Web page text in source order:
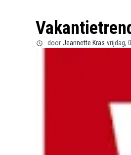
door Jeannette Kras vrijdag,